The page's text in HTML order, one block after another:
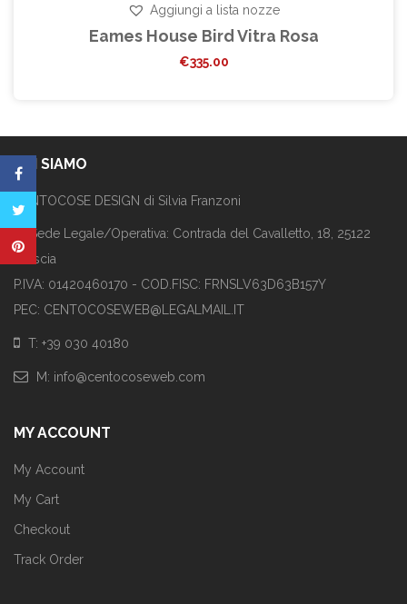
Aggiungi a lista nozze
Eames House Bird Vitra Rosa
€335.00
CHI SIAMO
CENTOCOSE DESIGN di Silvia Franzoni
Sede Legale/Operativa: Contrada del Cavalletto, 18, 25122
Brescia
P.IVA: 01420460170 - COD.FISC: FRNSLV63D63B157Y
PEC: CENTOCOSEWEB@LEGALMAIL.IT
T: +39 030 40180
M: info@centocoseweb.com
MY ACCOUNT
My Account
My Cart
Checkout
Track Order